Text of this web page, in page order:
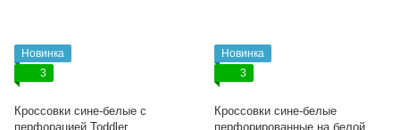
Новинка
3
Кроссовки сине-белые с
перфорацией Toddler
Новинка
3
Кроссовки сине-белые
перфорированные на белой